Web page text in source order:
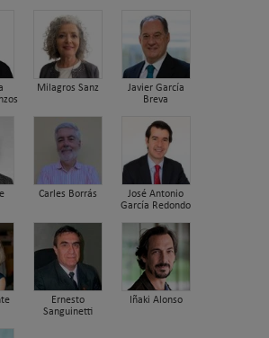
Milagros Sanz
Javier García
Breva
Carles Borrás
José Antonio
García Redondo
Ernesto
Sanguinetti
Iñaki Alonso